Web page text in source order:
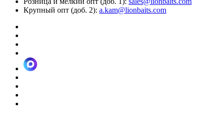
Крупный опт (доб. 2): a.kam@lionbaits.com